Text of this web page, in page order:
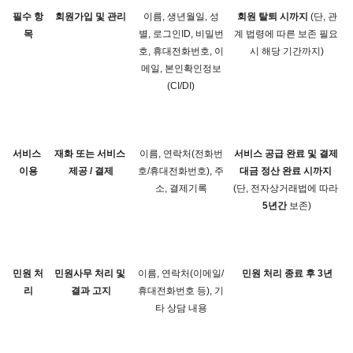
필수 항
목
회원가입 및 관리
이름, 생년월일, 성
별, 로그인ID, 비밀번
호, 휴대전화번호, 이
메일, 본인확인정보
(CI/DI)
회원 탈퇴 시까지 (단, 관
계 법령에 따른 보존 필요
시 해당 기간까지)
서비스
이용
재화 또는 서비스
제공 / 결제
이름, 연락처(전화번
호/휴대전화번호), 주
소, 결제기록
서비스 공급 완료 및 결제
대금 정산 완료 시까지
5년간 보존)
민원 처
리
민원사무 처리 및
결과 고지
이름, 연락처(이메일/
휴대전화번호 등), 기
타 상담 내용
민원 처리 종료 후 3년